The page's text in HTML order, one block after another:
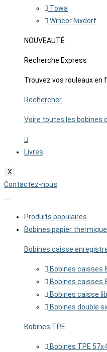
Towa
Wincor Nixdorf
NOUVEAUTÉ
Recherche Express
Trouvez vos rouleaux en
Rechercher
Voire toutes les bobines
Livres
X
Contactez-nous
Produits populaires
Bobines papier thermique
Bobines caisse
Bobines caisses
Bobines caisses
Bobines caisse
Bobines double
Bobines TPE
Bobines TPE